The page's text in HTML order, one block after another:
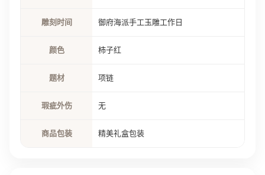
雕刻时间 御府海派手工玉雕工作日
颜色 柿子红
题材 项链
瑕疵外伤 无
商品包装 精美礼盒包装